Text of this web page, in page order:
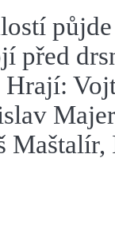
před
Maštalír,